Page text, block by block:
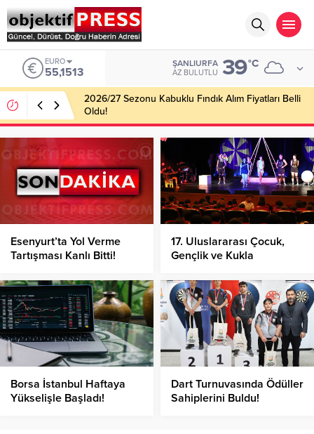
EURO
55,1513
ŞANLIURFA
AZ BULUTLU 39°C
2026/27 Sezonu Kabuklu Fındık Alım Fiyatları Belli
Oldu!
Esenyurt’ta Yol Verme
Tartışması Kanlı Bitti!
17. Uluslararası Çocuk,
Gençlik ve Kukla
Coşkuyla Devam Ediyor!
Borsa İstanbul Haftaya
Yükselişle Başladı!
Dart Turnuvasında Ödüller
Sahiplerini Buldu!